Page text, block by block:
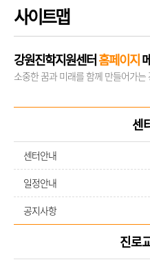
사이트맵
강원진학지원센터홈페이지
소중한 꿈과 미래를 함께 만들어가
센
센터안내
일정안내
공지사항
진로